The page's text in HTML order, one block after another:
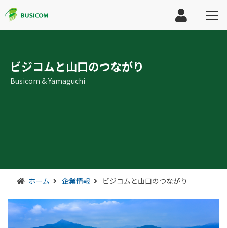
ビジコムと山口のつながり
Busicom & Yamaguchi
ホーム 企業情報 ビジコムと山口のつながり